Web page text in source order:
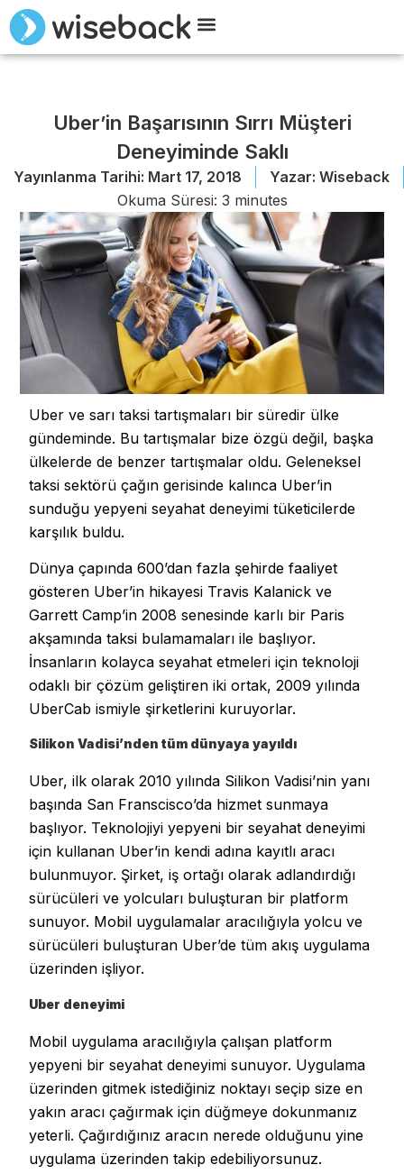
Uber’in Başarısının Sırrı Müşteri
Deneyiminde Saklı
Yayınlanma Tarihi: Mart 17, 2018 Yazar: Wiseback
Okuma Süresi: 3 minutes
Uber ve sarı taksi tartışmaları bir süredir ülke
gündeminde. Bu tartışmalar bize özgü değil, başka
ülkelerde de benzer tartışmalar oldu. Geleneksel
taksi sektörü çağın gerisinde kalınca Uber’in
sunduğu yepyeni seyahat deneyimi tüketicilerde
karşılık buldu.
Dünya çapında 600’dan fazla şehirde faaliyet
gösteren Uber’in hikayesi Travis Kalanick ve
Garrett Camp’in 2008 senesinde karlı bir Paris
akşamında taksi bulamamaları ile başlıyor.
İnsanların kolayca seyahat etmeleri için teknoloji
odaklı bir çözüm geliştiren iki ortak, 2009 yılında
UberCab ismiyle şirketlerini kuruyorlar.
Silikon Vadisi’nden tüm dünyaya yayıldı
Uber, ilk olarak 2010 yılında Silikon Vadisi’nin yanı
başında San Franscisco’da hizmet sunmaya
başlıyor. Teknolojiyi yepyeni bir seyahat deneyimi
için kullanan Uber’in kendi adına kayıtlı aracı
bulunmuyor. Şirket, iş ortağı olarak adlandırdığı
sürücüleri ve yolcuları buluşturan bir platform
sunuyor. Mobil uygulamalar aracılığıyla yolcu ve
sürücüleri buluşturan Uber’de tüm akış uygulama
üzerinden işliyor.
Uber deneyimi
Mobil uygulama aracılığıyla çalışan platform
yepyeni bir seyahat deneyimi sunuyor. Uygulama
üzerinden gitmek istediğiniz noktayı seçip size en
yakın aracı çağırmak için düğmeye dokunmanız
yeterli. Çağırdığınız aracın nerede olduğunu yine
uygulama üzerinden takip edebiliyorsunuz.